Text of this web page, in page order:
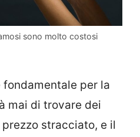
sono molto costosi
fondamentale per la
mai di trovare dei
stracciato, e il